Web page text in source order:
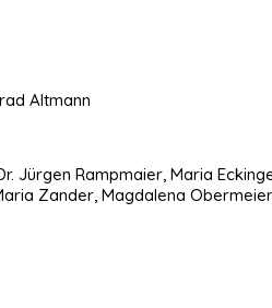
Altmann
Jürgen Rampmaier, Maria
Zander, Magdalena